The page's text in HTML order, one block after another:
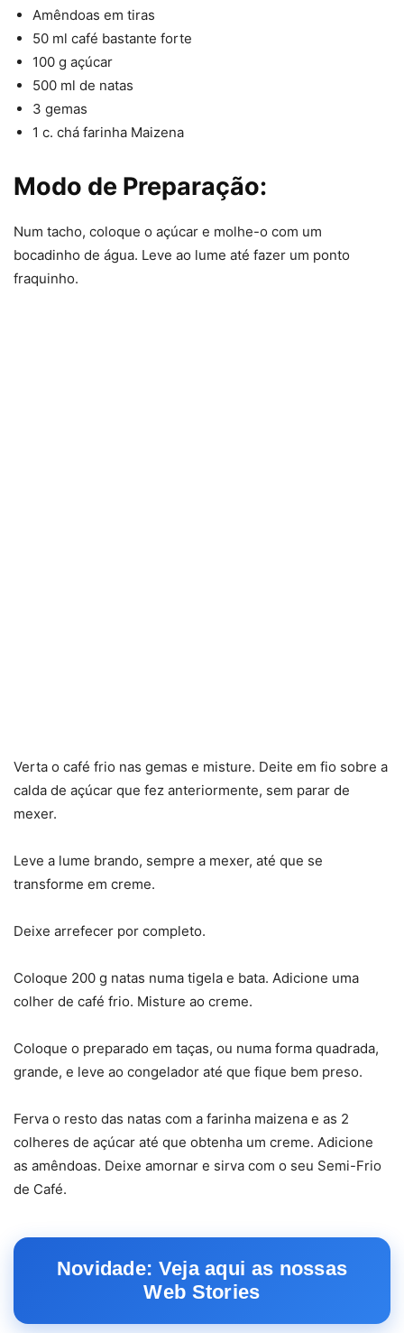
Amêndoas em tiras
50 ml café bastante forte
100 g açúcar
500 ml de natas
3 gemas
1 c. chá farinha Maizena
Modo de Preparação:
Num tacho, coloque o açúcar e molhe-o com um
bocadinho de água. Leve ao lume até fazer um ponto
fraquinho.
Verta o café frio nas gemas e misture. Deite em fio sobre a
calda de açúcar que fez anteriormente, sem parar de
mexer.
Leve a lume brando, sempre a mexer, até que se
transforme em creme.
Deixe arrefecer por completo.
Coloque 200 g natas numa tigela e bata. Adicione uma
colher de café frio. Misture ao creme.
Coloque o preparado em taças, ou numa forma quadrada,
grande, e leve ao congelador até que fique bem preso.
Ferva o resto das natas com a farinha maizena e as 2
colheres de açúcar até que obtenha um creme. Adicione
as amêndoas. Deixe amornar e sirva com o seu Semi-Frio
de Café.
Novidade: Veja aqui as nossas
Web Stories